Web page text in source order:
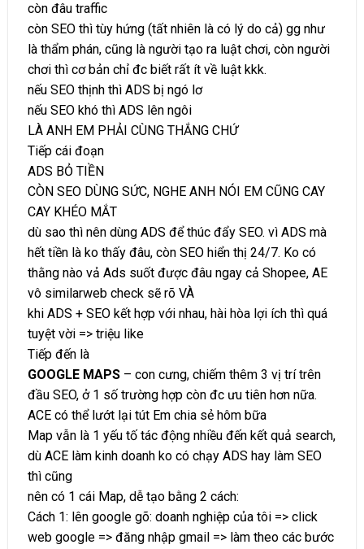
còn đâu traffic
còn SEO thì tùy hứng (tất nhiên là có lý do cả) gg như
là thẩm phán, cũng là người tạo ra luật chơi, còn người
chơi thì cơ bản chỉ đc biết rất ít về luật kkk.
nếu SEO thịnh thì ADS bị ngó lơ
nếu SEO khó thì ADS lên ngôi
LÀ ANH EM PHẢI CÙNG THẮNG CHỨ
Tiếp cái đoạn
ADS BỎ TIỀN
CÒN SEO DÙNG SỨC, NGHE ANH NÓI EM CŨNG CAY
CAY KHÉO MẮT
dù sao thì nên dùng ADS để thúc đẩy SEO. vì ADS mà
hết tiền là ko thấy đâu, còn SEO hiển thị 24/7. Ko có
thằng nào vả Ads suốt được đâu ngay cả Shopee, AE
vô similarweb check sẽ rõ VÀ
khi ADS + SEO kết hợp với nhau, hài hòa lợi ích thì quá
tuyệt vời => triệu like
Tiếp đến là
GOOGLE MAPS – con cưng, chiếm thêm 3 vị trí trên
đầu SEO, ở 1 số trường hợp còn đc ưu tiên hơn nữa.
ACE có thể lướt lại tút Em chia sẻ hôm bữa
Map vẫn là 1 yếu tố tác động nhiều đến kết quả search,
dù ACE làm kinh doanh ko có chạy ADS hay làm SEO
thì cũng
nên có 1 cái Map, dễ tạo bằng 2 cách:
Cách 1: lên google gõ: doanh nghiệp của tôi => click
web google => đăng nhập gmail => làm theo các bước